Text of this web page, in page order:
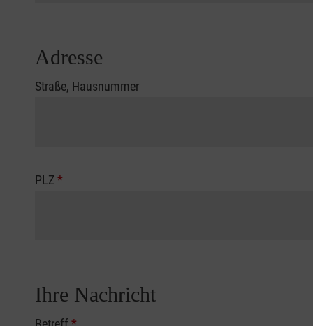
Adresse
Straße, Hausnummer
PLZ*
Ihre Nachricht